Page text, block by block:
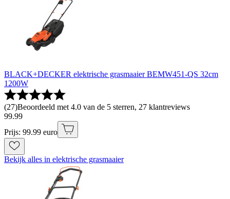
BLACK+DECKER elektrische grasmaaier BEMW451-QS 32cm
1200W
(27)Beoordeeld met 4.0 van de 5 sterren, 27 klantreviews
99.99
Prijs: 99.99 euro
Bekijk alles in elektrische grasmaaier